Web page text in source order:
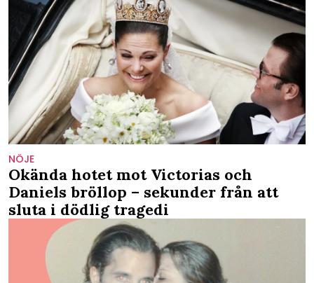
NÖJE
Okända hotet mot Victorias och
Daniels bröllop – sekunder från att
sluta i dödlig tragedi